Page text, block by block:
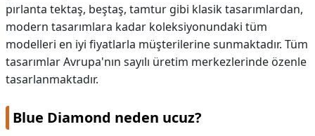
pırlanta tektaş, beştaş, tamtur gibi klasik tasarımlardan,
modern tasarımlara kadar koleksiyonundaki tüm
modelleri en iyi fiyatlarla müşterilerine sunmaktadır. Tüm
tasarımlar Avrupa'nın sayılı üretim merkezlerinde özenle
tasarlanmaktadır.
Blue Diamond neden ucuz?